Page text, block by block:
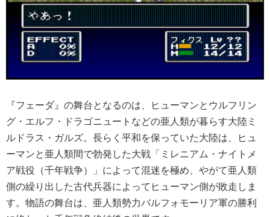
『フェーダ』の舞台となるのは、ヒューマンとウルフリン
グ・エルフ・ドラゴニュートなどの亜人類が暮らす大陸ミ
ルドラス・ガルズ。長らく平和を保っていた大陸は、ヒュ
ーマンと亜人類間で勃発した大戦「ミレニアム・ナイトメ
ア戦役（千年戦争）」によって混迷を極め、やがて亜人類
側の繰り出した古代兵器によってヒューマン側が敗走しま
す。物語の舞台は、亜人類勢力バルフォモーリア軍の勝利